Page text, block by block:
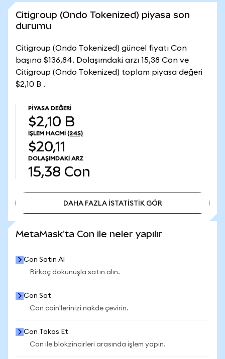
Citigroup (Ondo Tokenized) piyasa son
durumu
Citigroup (Ondo Tokenized) güncel fiyatı Con
başına $136,84. Dolaşımdaki arzı 15,38 Con ve
Citigroup (Ondo Tokenized) toplam piyasa değeri
$2,10 B .
PIYASA DEĞERI
$2,10 B
İŞLEM HACMI (24S)
$20,11
DOLAŞIMDAKI ARZ
15,38 Con
DAHA FAZLA İSTATİSTİK GÖR
MetaMask'ta Con ile neler yapılır
Con Satın Al
Birkaç dokunuşla satın alın.
Con Sat
Con coin'lerinizi nakde çevirin.
Con Takas Et
Con ile blokzincirleri arasında işlem yapın.